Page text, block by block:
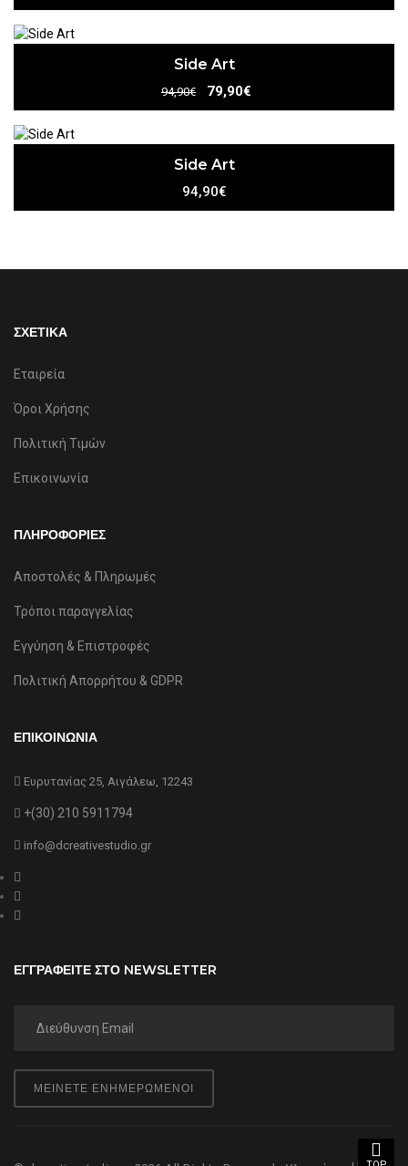
Side Art
94,90€ 79,90€
Side Art
94,90€
ΣΧΕΤΙΚΑ
Εταιρεία
Όροι Χρήσης
Πολιτική Τιμών
Επικοινωνία
ΠΛΗΡΟΦΟΡΙΕΣ
Αποστολές & Πληρωμές
Τρόποι παραγγελίας
Εγγύηση & Επιστροφές
Πολιτική Απορρήτου & GDPR
ΕΠΙΚΟΙΝΩΝΙΑ
Ευρυτανίας 25, Αιγάλεω, 12243
+(30) 210 5911794
info@dcreativestudio.gr
ΕΓΓΡΑΦΕΙΤΕ ΣΤΟ NEWSLETTER
ΜΕΙΝΕΤΕ ΕΝΗΜΕΡΩΜΕΝΟΙ